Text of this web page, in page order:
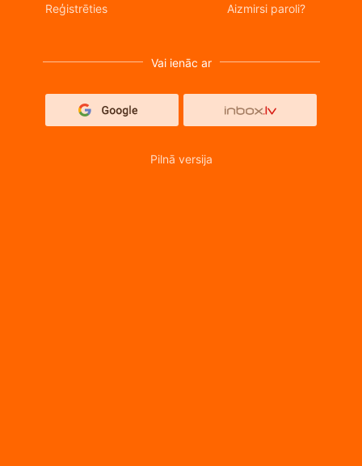
Reģistrēties Aizmirsi paroli?
Vai ienāc ar
Pilnā versija